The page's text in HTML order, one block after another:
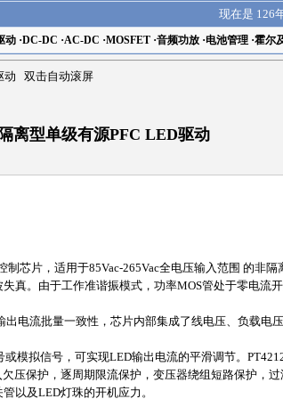
现在是 126
动·DC-DC ·AC-DC ·MOSFET·音频功放·电池管理·霍尔
动 双击自动滚屏
离型单级有源PFC LED驱动
芯片，适用于85Vac-265Vac全电压输入范围 的非
真。由于工作准谐振模式，功率MOS管处于零电流
电流批量一致性，芯片内部集成了线电压、负载电
模拟信号，可实现LED输出电流的平滑调节。
压保护，逐周期限流保护，变压器绕组短路保护，
以及LED灯珠的开机应力。